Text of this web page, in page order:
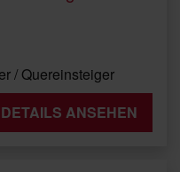
/ Quereinsteiger
DETAILS ANSEHEN